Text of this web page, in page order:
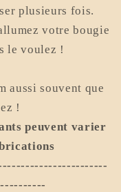
plusieurs fois.
votre bougie
le voulez !
aussi souvent que
!
peuvent varier